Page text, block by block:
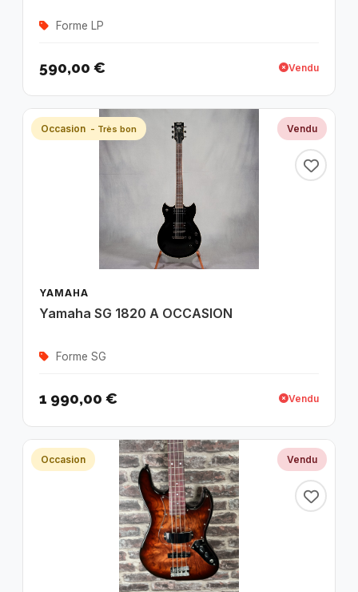
Forme LP
590,00 € Vendu
Occasion - Très bon Vendu
YAMAHA
Yamaha SG 1820 A OCCASION
Forme SG
1 990,00 € Vendu
Occasion Vendu